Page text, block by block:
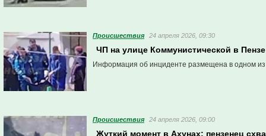
Проиcшествия 24 апреля 2026, 09:30
ЧП на улице Коммунистической в
Информация об инциденте размещена в одном из
Проиcшествия 24 апреля 2026, 09:00
Жуткий момент в Ахунах: пензенец